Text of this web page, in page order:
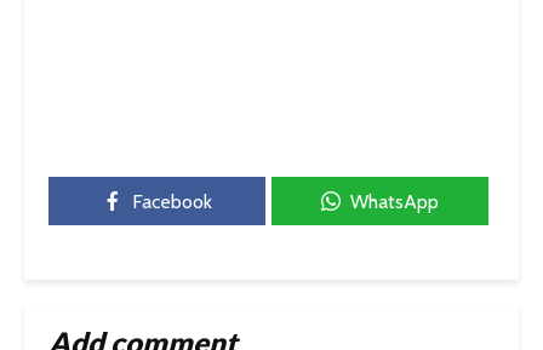
Facebook WhatsApp
Add comment